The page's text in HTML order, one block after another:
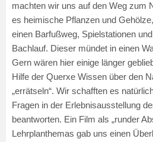
machten wir uns auf den Weg zum
es heimische Pflanzen und
einen Barfußweg, Spielstationen
Bachlauf. Dieser mündet in einen
Gern wären hier einige länger
Hilfe der Querxe Wissen über den
„errätseln“. Wir schafften es
Fragen in der Erlebnisausstellung
beantworten. Ein Film als „runder
Lehrplanthemas gab uns einen